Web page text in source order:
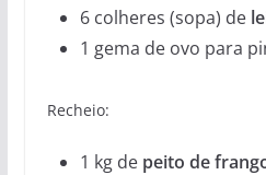
6 colheres (sopa) de
1 gema de ovo para
Recheio:
1 kg de peito de